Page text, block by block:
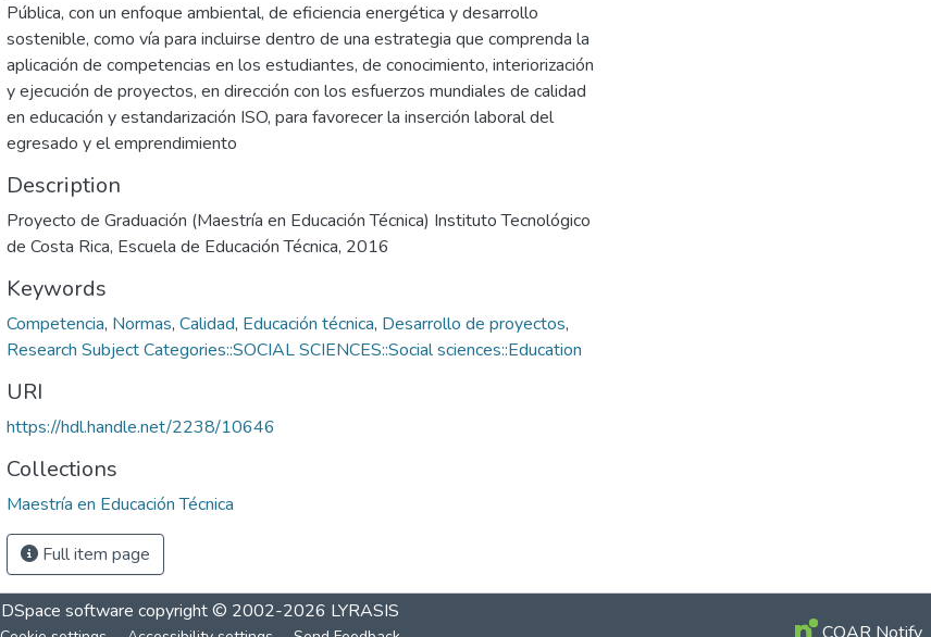
Pública, con un enfoque ambiental, de eficiencia energética y desarrollo
sostenible, como vía para incluirse dentro de una estrategia que comprenda la
aplicación de competencias en los estudiantes, de conocimiento, interiorización
y ejecución de proyectos, en dirección con los esfuerzos mundiales de calidad
en educación y estandarización ISO, para favorecer la inserción laboral del
egresado y el emprendimiento
Description
Proyecto de Graduación (Maestría en Educación Técnica) Instituto Tecnológico
de Costa Rica, Escuela de Educación Técnica, 2016
Keywords
Competencia, Normas, Calidad, Educación técnica, Desarrollo de proyectos,
Research Subject Categories::SOCIAL SCIENCES::Social sciences::Education
URI
https://hdl.handle.net/2238/10646
Collections
Maestría en Educación Técnica
Full item page
DSpace software copyright © 2002-2026 LYRASIS